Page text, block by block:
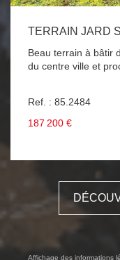
TERRAIN JARD
Beau terrain à bâtir
Ref. : 85.2484
187 200 €
Affichage des informations